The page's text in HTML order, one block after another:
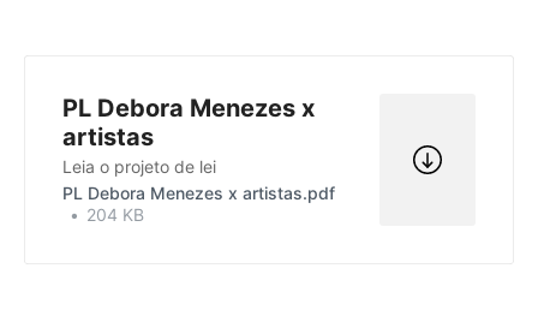
PL Debora Menezes x
artistas
Leia o projeto de lei
PL Debora Menezes x artistas.pdf
204 KB